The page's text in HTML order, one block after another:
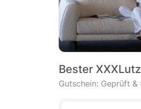
Bester
Gutschein: Geprüft